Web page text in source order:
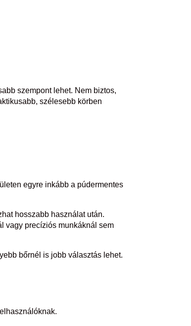
szempont lehet. Nem biztos,
szélesebb körben
egyre inkább a púdermentes
hosszabb használat után.
vagy precíziós munkáknál sem
bőrnél is jobb választás lehet.